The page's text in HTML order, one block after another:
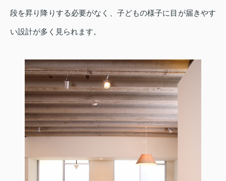
段を昇り降りする必要がなく、子どもの様子に目が届きやす
い設計が多く見られます。